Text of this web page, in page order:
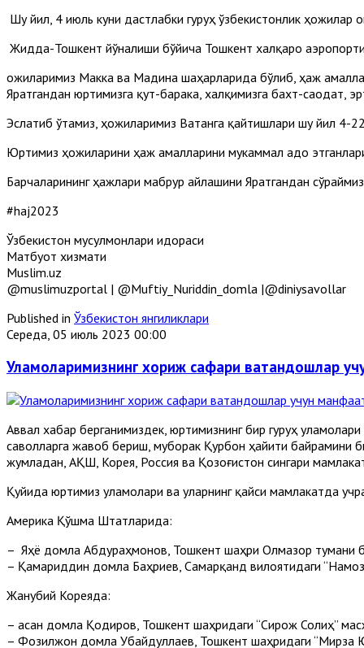
Шу йил, 4 июль куни дастлабки гуруҳ ўзбекистонлик ҳожилар
Жидда-Тошкент йўналиши бўйича Тошкент халқаро
Ҳожиларимиз Макка ва Мадина шаҳарларида бўлиб, ҳаж
Яратгандан юртимизга қут-барака, халқимизга бахт-саодат,
Эслатиб ўтамиз, ҳожиларимиз Ватанга қайтишлари шу йил 4-
Юртимиз ҳожиларини ҳаж амалларини мукаммал адо
Барчаларининг ҳажлари мабрур айлашини Яратгандан
#haj2023
Ўзбекистон мусулмонлари идораси
Матбуот хизмати
Muslim.uz
@muslimuzportal | @Muftiy_Nuriddin_domla |@diniysavollar
Published in Ўзбекистон янгиликлари
Середа, 05 июль 2023 00:00
Уламоларимизнинг хориж сафари ватандошлар
Аввал хабар берганимиздек, юртимизнинг бир гуруҳ
саволларга жавоб бериш, муборак Қурбон ҳайити байрамини
жумладан, АҚШ, Корея, Россия ва Қозоғистон сингари
Қуйида юртимиз уламолари ва уларнинг қайси мамлакатда
Америка Қўшма Штатларида:
– Яҳё домла Абдураҳмонов, Тошкент шаҳри Олмазор
– Қамариддин домла Баҳриев, Самарқанд вилоятидаги
Жанубий Кореяда:
– Ҳасан домла Қодиров, Тошкент шаҳридаги “Сирож Солиҳ”
– Фозилжон домла Убайдуллаев, Тошкент шаҳридаги